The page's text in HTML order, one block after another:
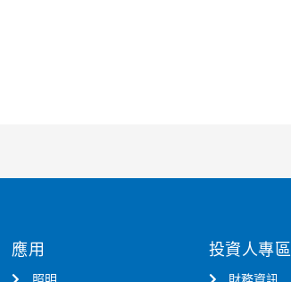
應用 投資人專區